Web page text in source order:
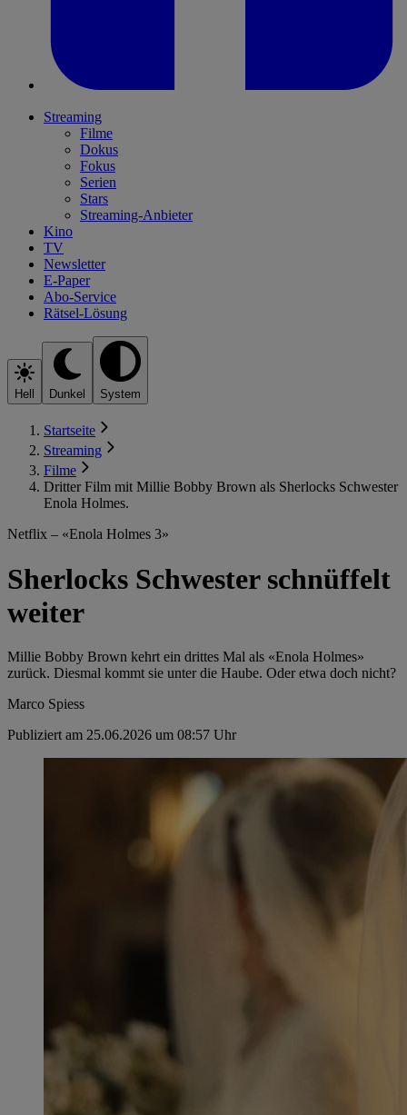
Streaming
Filme
Dokus
Fokus
Serien
Stars
Streaming-Anbieter
Kino
TV
Newsletter
E-Paper
Abo-Service
Rätsel-Lösung
Hell Dunkel System
Startseite
Streaming
Filme
Dritter Film mit Millie Bobby Brown als Sherlocks Schwester
Enola Holmes.
Netflix – «Enola Holmes 3»
Sherlocks Schwester schnüffelt
weiter
Millie Bobby Brown kehrt ein drittes Mal als «Enola Holmes»
zurück. Diesmal kommt sie unter die Haube. Oder etwa doch nicht?
Marco Spiess
Publiziert am 25.06.2026 um 08:57 Uhr